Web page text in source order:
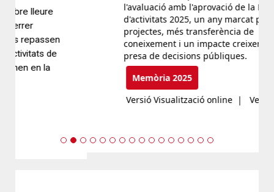
l'avaluació amb l'aprovació de la Memòria
d'activitats 2025, un any marcat per 52
projectes, més transferència de
coneixement i un impacte creixent en la
presa de decisions públiques.
Versió Visualització online|Versió pdf